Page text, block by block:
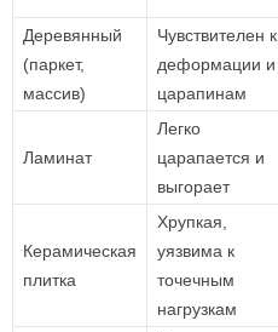
Деревянный
(паркет,
массив)
Чувствителен к
деформации и
царапинам
Ламинат
Легко
царапается и
выгорает
Керамическая
плитка
Хрупкая,
уязвима к
точечным
нагрузкам